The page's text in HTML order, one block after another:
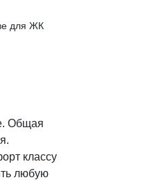
для ЖК
Общая
классу
любую